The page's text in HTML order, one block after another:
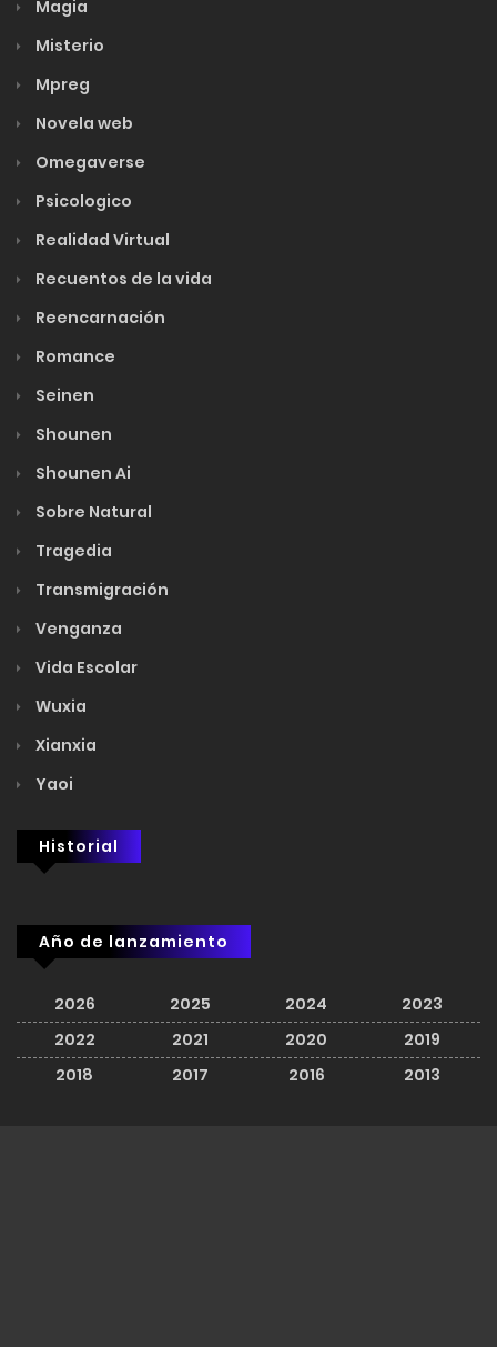
Magia
Misterio
Mpreg
Novela web
Omegaverse
Psicologico
Realidad Virtual
Recuentos de la vida
Reencarnación
Romance
Seinen
Shounen
Shounen Ai
Sobre Natural
Tragedia
Transmigración
Venganza
Vida Escolar
Wuxia
Xianxia
Yaoi
Historial
Año de lanzamiento
2026 2025 2024
2023
2022
2021 2020
2019
2018
2017 2016 2013